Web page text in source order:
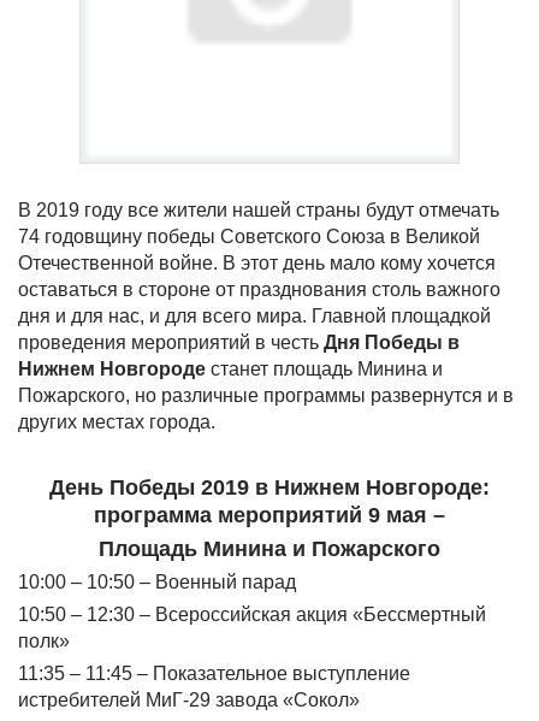
В 2019 году все жители нашей страны будут отмечать
74 годовщину победы Советского Союза в Великой
Отечественной войне. В этот день мало кому хочется
оставаться в стороне от празднования столь важного
дня и для нас, и для всего мира. Главной площадкой
проведения мероприятий в честь Дня Победы в
Нижнем Новгороде станет площадь Минина и
Пожарского, но различные программы развернутся и в
других местах города.
День Победы 2019 в Нижнем Новгороде:
программа мероприятий 9 мая –
Площадь Минина и Пожарского
10:00 – 10:50 – Военный парад
10:50 – 12:30 – Всероссийская акция «Бессмертный
полк»
11:35 – 11:45 – Показательное выступление
истребителей МиГ-29 завода «Сокол»